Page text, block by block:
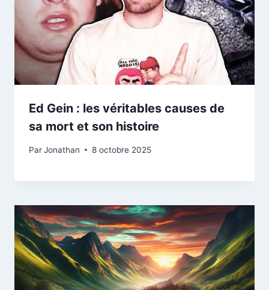
Ed Gein : les véritables causes de
sa mort et son histoire
ParJonathan 8 octobre 2025